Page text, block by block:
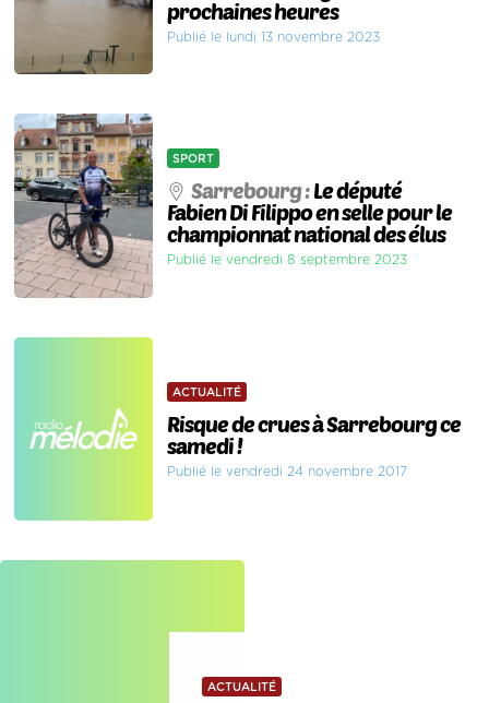
prochaines heures
Publié le lundi 13 novembre 2023
SPORT
Sarrebourg :Le député
Fabien Di Filippo en selle pour le
championnat national des élus
Publié le vendredi 8 septembre 2023
ACTUALITÉ
Risque de crues à Sarrebourg ce
samedi !
Publié le vendredi 24 novembre 2017
ACTUALITÉ